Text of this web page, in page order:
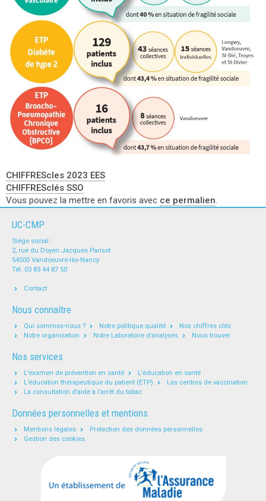
CHIFFREScles 2023 EES
CHIFFRESclés SSO
Vous pouvez la mettre en favoris avec ce permalien.
UC-CMP
Siège social :
2, rue du Doyen Jacques Parisot
54500 Vandoeuvre-lès-Nancy
Tél. 03 83 44 87 50
Contact
Nous connaître
Qui sommes-nous ? Notre politique qualité
Nos chiffres clés
Notre organisation
Notre Laboratoire d’analyses Nous trouver
Nos services
L’examen de prévention en santé
L’éducation en santé
L’éducation thérapeutique du patient (ETP)
Les centres de vaccination
La consultation d’aide à l’arrêt du tabac
Données personnelles et mentions
Mentions légales
Protection des données personnelles
Gestion des cookies